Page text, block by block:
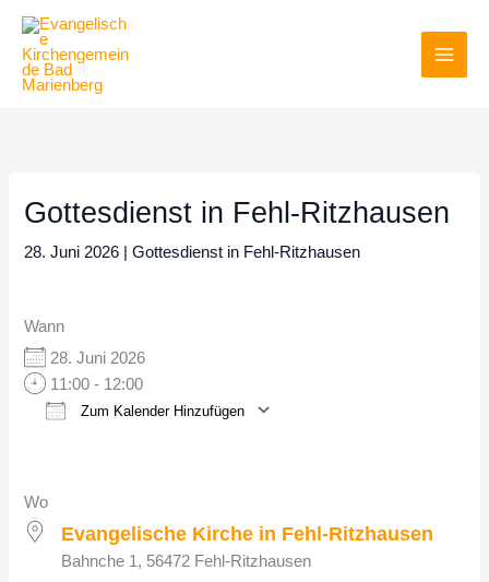
Inhalt
springen
Gottesdienst in Fehl-Ritzhausen
28. Juni 2026 |Gottesdienst in Fehl-Ritzhausen
Wann
28. Juni 2026
11:00 - 12:00
Zum Kalender Hinzufügen
Wo
Evangelische Kirche in Fehl-Ritzhausen
Bahnche 1, 56472 Fehl-Ritzhausen